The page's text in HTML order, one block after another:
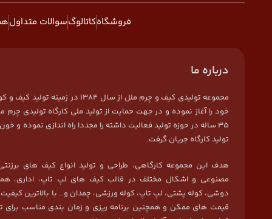
فروشگاهکاتالوگسوالات متداول
درباره ما
مجموعه تولیدی کیف و چرم ملل از سال 1384 در
خود را آغاز نموده و در جهت حمایت از تولید ملی کارگاه تولیدی چرم
35 ساله در حوزه تولید فعالیت داشته را مجددا راه اندازی نموده و
تولید کارگاه جریان گرفت.
هدف این مجموعه کارگاهی، طراحی و تولید انواع کیف های
مصنوعی و اشکال مختلف در قالب کیف های لپ تاپ، اداری،
دوشی، کوله پشتی، لپ تاپ، کوله ورزشی، چمدان و… با بالاترین
قیمت های ممکن و همچنین برنامه ریزی و زمان بندی مناسب برای